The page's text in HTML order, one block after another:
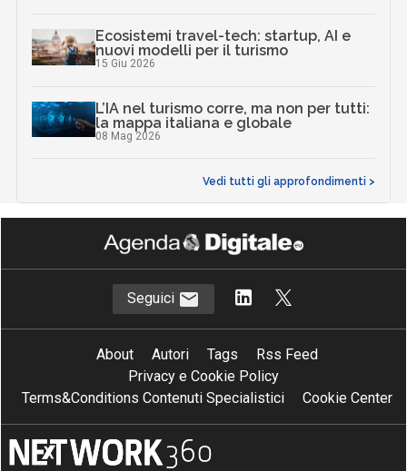
Ecosistemi travel-tech: startup, AI e
nuovi modelli per il turismo
15 Giu 2026
L’IA nel turismo corre, ma non per tutti:
la mappa italiana e globale
08 Mag 2026
Vedi tutti gli approfondimenti >
Seguici
About Autori Tags
Rss Feed
Privacy e Cookie Policy
Terms&Conditions Contenuti Specialistici
Cookie Center